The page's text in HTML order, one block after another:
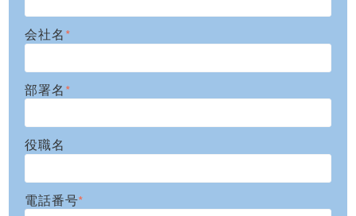
会社名 *
部署名 *
役職名
電話番号*